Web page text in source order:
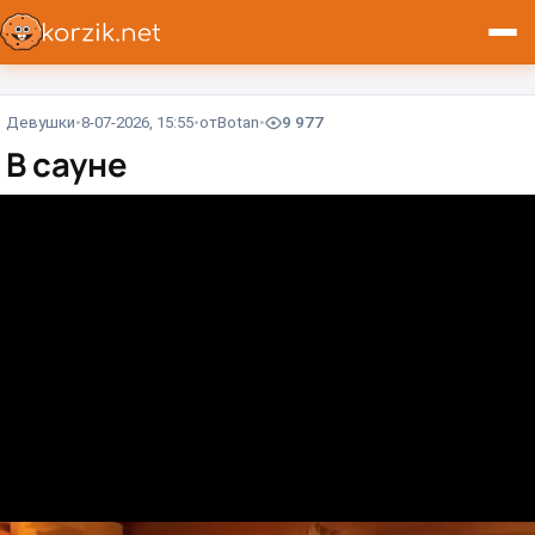
Девушки 8-07-2026, 15:55 отВotan 9 977
В сауне